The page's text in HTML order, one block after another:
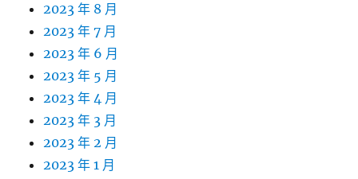
2023 年 8 月
2023 年 7 月
2023 年 6 月
2023 年 5 月
2023 年 4 月
2023 年 3 月
2023 年 2 月
2023 年 1 月